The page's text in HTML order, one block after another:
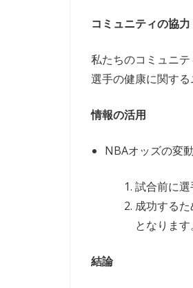
コミュニティの協力
私たちのコミュニ
選手の健康に関す
情報の活用
NBAオッズの変
試合前に選
成功する
となります。
結論